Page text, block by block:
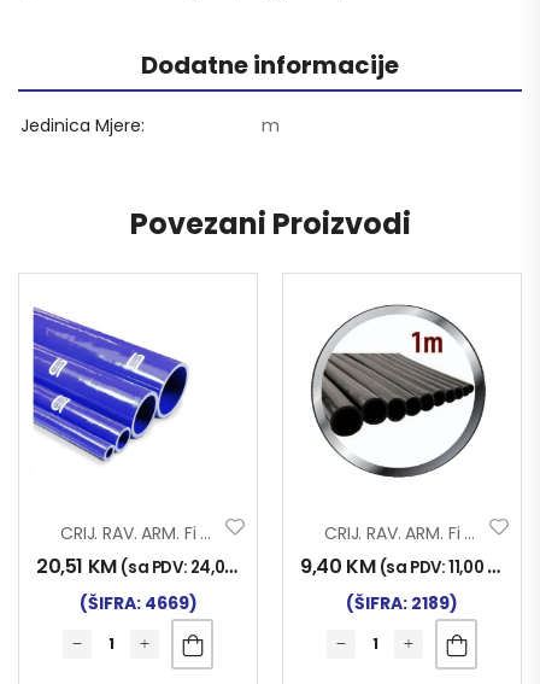
Dodatne informacije
Jedinica Mjere m
Povezani Proizvodi
CRIJ. RAV. ARM. Fi 32×1000 SILIKON
20,51 KM (sa PDV: 24,00
(ŠIFRA: 4669)
CRIJ. RAV. ARM. Fi 18X1000
9,40 KM (sa PDV:11,00 KM
(ŠIFRA: 2189)